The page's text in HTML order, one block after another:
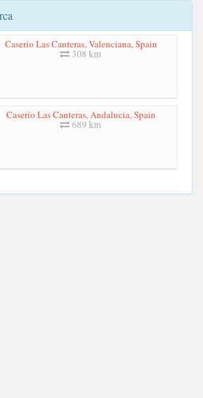
Caserío Las Canteras, Valenciana, Spain
308 km
Caserío Las Canteras, Andalucia, Spain
689 km